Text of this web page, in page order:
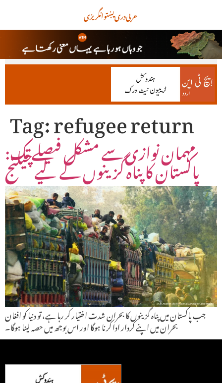
انگریزیپښتودریعربی
Tag:refugee return
مہمان نوازی سے مشکل فیصلے تک:
پاکستان کا پناہ گزینوں کے لیے چیلنج
جب پاکستان میں پناہ گزینوں کا بحران شدت اختیار کر رہا ہے، تو دنیا کو افغان
بحران میں اپنے کردار ادا کرنا ہوگا اور اس بوجھ میں حصہ لینا ہوگا۔